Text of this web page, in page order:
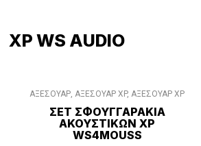
XP WS AUDIO
ΑΞΕΣΟΥΑΡ ΑΞΕΣΟΥΑΡ XP, ΑΞΕΣΟΥΑΡ XP
ΣΕΤ ΣΦΟΥΓΓΑΡΆΚΙΑ
ΑΚΟΥΣΤΙΚΏΝ XP
WS4MOUSS